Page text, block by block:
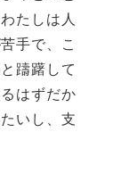
たしは人
手で、こ
躊躇して
はずだか
いし、支